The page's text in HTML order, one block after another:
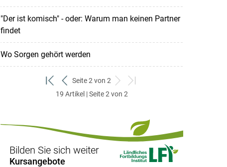
"Der ist komisch" - oder: Warum man keinen Partner
findet
Wo Sorgen gehört werden
zum
ersten
zurück
zum
Seite 2 von 2
weiter
zum
zum
19 Artikel | Seite 2 von 2
Bilden Sie sich weiter
Kursangebote